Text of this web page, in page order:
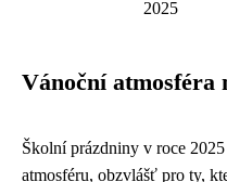
2025
Vánoční atmosféra
Školní prázdniny v roce
atmosféru, obzvlášť pro ty,